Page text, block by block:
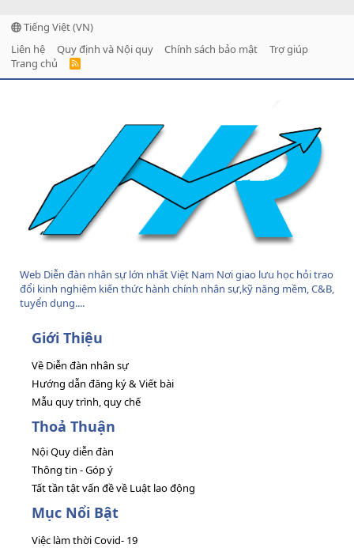
Tiếng Việt (VN)
Liên hệ
Quy định và Nội quy Chính sách bảo mật
Trợ giúp
Trang chủ
R
Web Diễn đàn nhân sự lớn nhất Việt Nam Nơi giao lưu học hỏi trao
đổi kinh nghiệm kiến thức hành chính nhân sự,kỹ năng mềm, C&B,
tuyển dụng....
Giới Thiệu
Về Diễn đàn nhân sự
Hướng dẫn đăng ký & Viết bài
Mẫu quy trình, quy chế
Thoả Thuận
Nội Quy diễn đàn
Thông tin - Góp ý
Tất tần tật vấn đề về Luật lao động
Mục Nổi Bật
Việc làm thời Covid- 19